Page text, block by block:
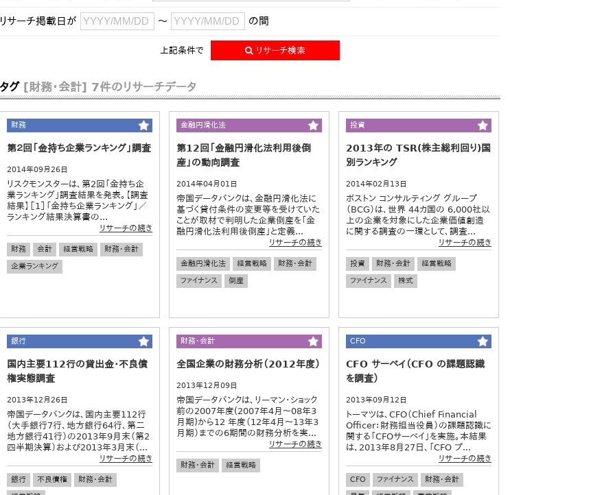
リサーチ掲載日が ～ の間
上記条件で リサーチ検索
タグ [財務・会計] 7件のリサーチデータ
財務
第２回「金持ち企業ランキング」調査
2014年09月26日
リスクモンスターは、第2回「金持ち企
業ランキング」調査結果を発表。【調査
結果】［1］「金持ち企業ランキング」／
ランキング結果決算書の...
リサーチの続き
財務 会計 経営戦略
財務・会計
企業ランキング
金融円滑化法
第12回「金融円滑化法利用後倒
産」の動向調査
2014年04月01日
帝国データバンクは、金融円滑化法に
基づく貸付条件の変更等を受けていた
ことが取材で判明した企業倒産を「金
融円滑化法利用後倒産」と定義...
リサーチの続き
金融円滑化法 経営戦略
財務・会計
ファイナンス
倒産
投資
2013年の TSR(株主総利回り)国
別ランキング
2014年02月13日
ボストン コンサルティング グループ
（BCG）は、世界 44カ国の 6,000社以
上の企業を対象にした企業価値創造
に関する調査の一環として、調査...
リサーチの続き
投資 財務・会計
経営戦略
ファイナンス
株式
銀行
国内主要112行の貸出金・不良債
権実態調査
2013年12月26日
帝国データバンクは、国内主要112行
（大手銀行7行、地方銀行64行、第二
地方銀行41行）の2013年9月末（第2
四半期決算）および2013年3月末（...
リサーチの続き
銀行 不良債権
財務・会計
財務・会計
全国企業の財務分析（2012年度）
2013年12月09日
帝国データバンクは、リーマン・ショック
前の2007年度(2007年4月～08年3
月期)から12 年度（12年4月～13年3
月期）までの6期間の財務分析を実...
リサーチの続き
財務・会計 経営戦略
CFO
CFO サーベイ（CFO の課題認識
を調査）
2013年09月12日
トーマツは、CFO（Chief Financial
Officer：財務担当役員）の課題認識に
関する「CFOサーベイ」を実施。本結果
は、2013年8月27日、「CFO プ...
リサーチの続き
CFO ファイナンス
財務・会計